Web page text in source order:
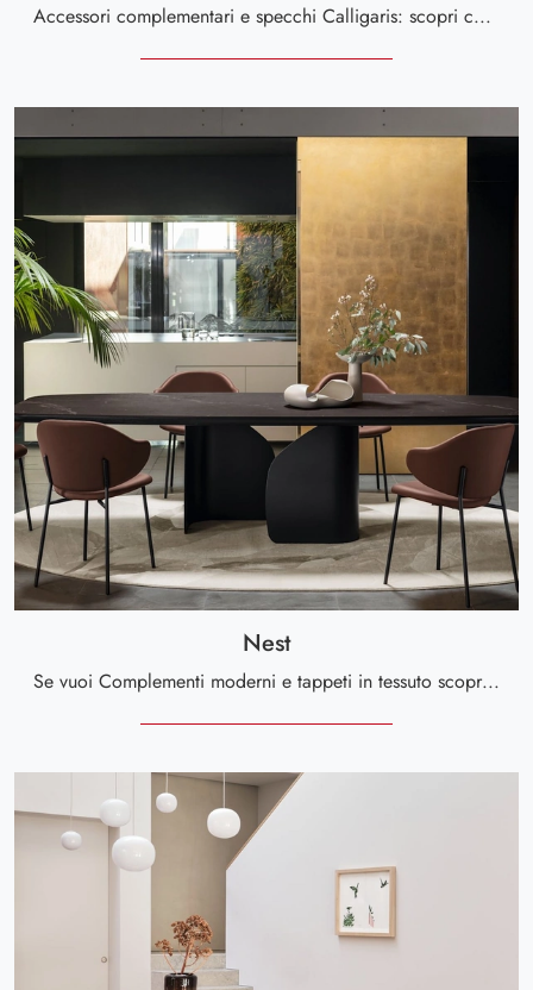
Accessori complementari e specchi Calligaris: scopri come completare i tuoi spazi moderni con il modello Divine.
Nest
Se vuoi Complementi moderni e tappeti in tessuto scopri di più sul modello Nest del brand Calligaris.